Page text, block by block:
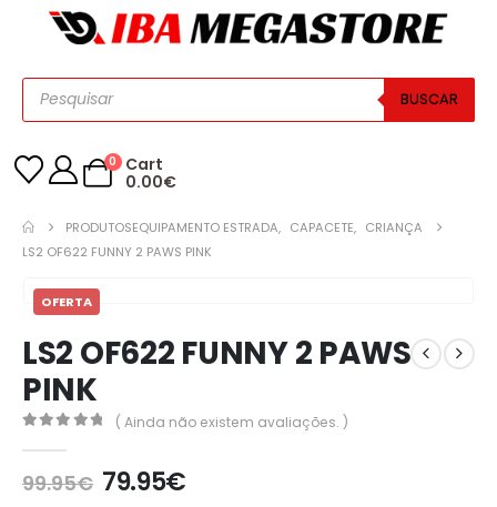
BUSCAR
0
Cart
0.00€
PRODUTOSEQUIPAMENTO ESTRADA, CAPACETE, CRIANÇA
LS2 OF622 FUNNY 2 PAWS PINK
OFERTA
LS2 OF622 FUNNY 2 PAWS
PINK
( Ainda não existem avaliações. )
99.95€ 79.95€